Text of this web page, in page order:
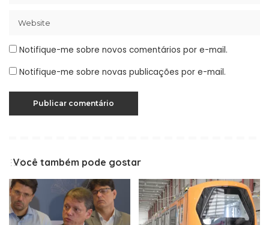
Notifique-me sobre novos comentários por e-mail.
Notifique-me sobre novas publicações por e-mail.
Você também pode gostar